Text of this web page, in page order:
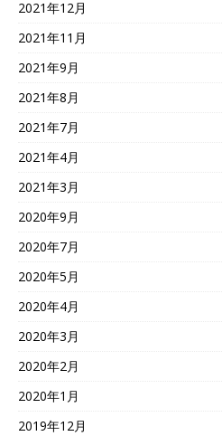
2021年12月
2021年11月
2021年9月
2021年8月
2021年7月
2021年4月
2021年3月
2020年9月
2020年7月
2020年5月
2020年4月
2020年3月
2020年2月
2020年1月
2019年12月